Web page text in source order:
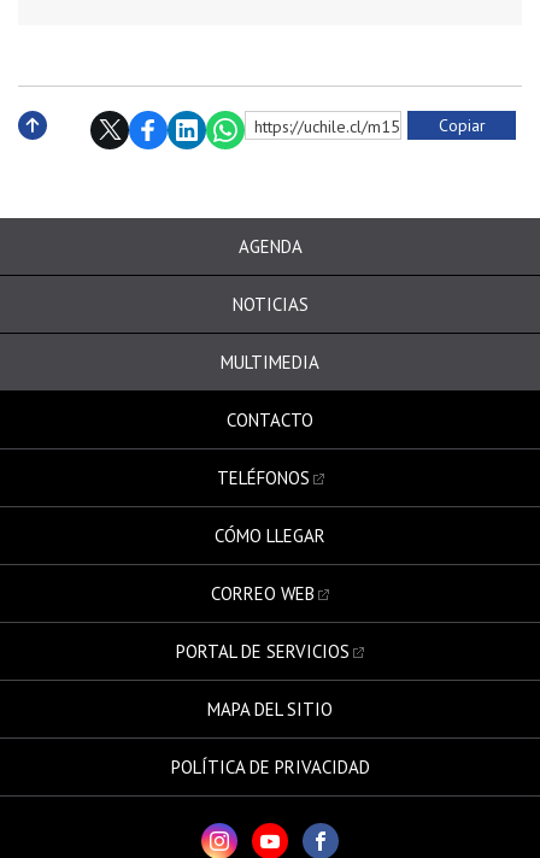
https://uchile.cl/m158412 Copiar
AGENDA
NOTICIAS
MULTIMEDIA
CONTACTO
TELÉFONOS
CÓMO LLEGAR
CORREO WEB
PORTAL DE SERVICIOS
MAPA DEL SITIO
POLÍTICA DE PRIVACIDAD